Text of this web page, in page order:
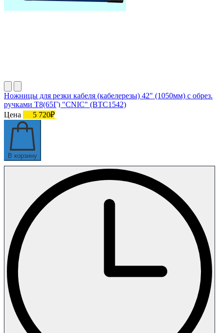
Ножницы для резки кабеля (кабелерезы) 42" (1050мм) с обрез.
ручками Т8(65Г) "CNIC" (BTC1542)
Цена
5 720₽
В корзину